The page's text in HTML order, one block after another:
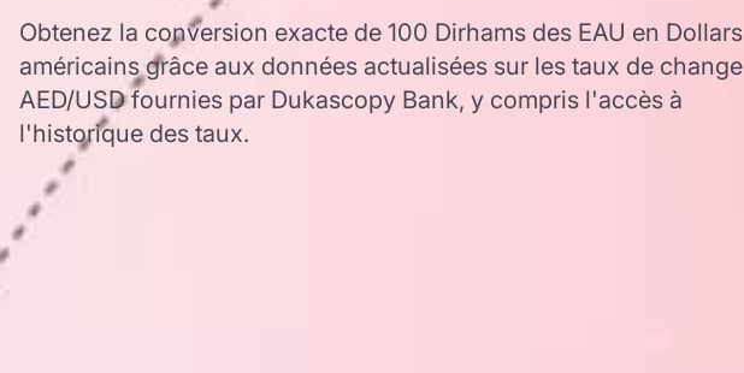
Obtenez la conversion exacte de 100 Dirhams des EAU en Dollars
américains grâce aux données actualisées sur les taux de change
AED/USD fournies par Dukascopy Bank, y compris l'accès à
l'historique des taux.